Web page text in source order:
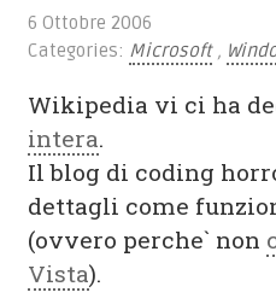
6 Ottobre 2006
Categories: Microsoft,
Wikipedia vi ci ha
intera.
Il blog di coding
dettagli come
(ovvero perche` non
Vista).